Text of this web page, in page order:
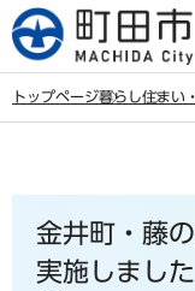
こ
の
トップページ暮らし住まい
金井町・藤
実施しまし